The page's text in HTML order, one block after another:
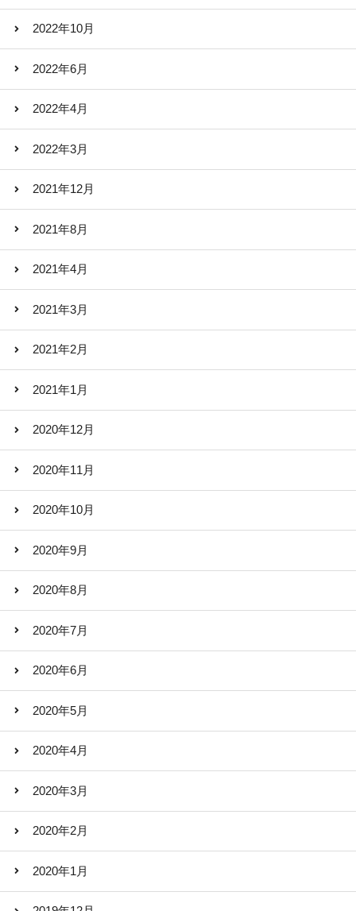
2022年10月
2022年6月
2022年4月
2022年3月
2021年12月
2021年8月
2021年4月
2021年3月
2021年2月
2021年1月
2020年12月
2020年11月
2020年10月
2020年9月
2020年8月
2020年7月
2020年6月
2020年5月
2020年4月
2020年3月
2020年2月
2020年1月